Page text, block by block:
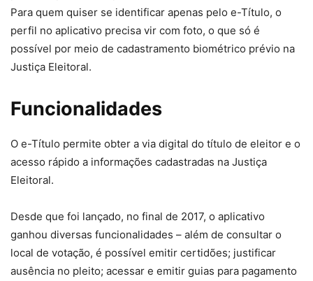
Para quem quiser se identificar apenas pelo e-Título, o
perfil no aplicativo precisa vir com foto, o que só é
possível por meio de cadastramento biométrico prévio na
Justiça Eleitoral.
Funcionalidades
O e-Título permite obter a via digital do título de eleitor e o
acesso rápido a informações cadastradas na Justiça
Eleitoral.
Desde que foi lançado, no final de 2017, o aplicativo
ganhou diversas funcionalidades – além de consultar o
local de votação, é possível emitir certidões; justificar
ausência no pleito; acessar e emitir guias para pagamento